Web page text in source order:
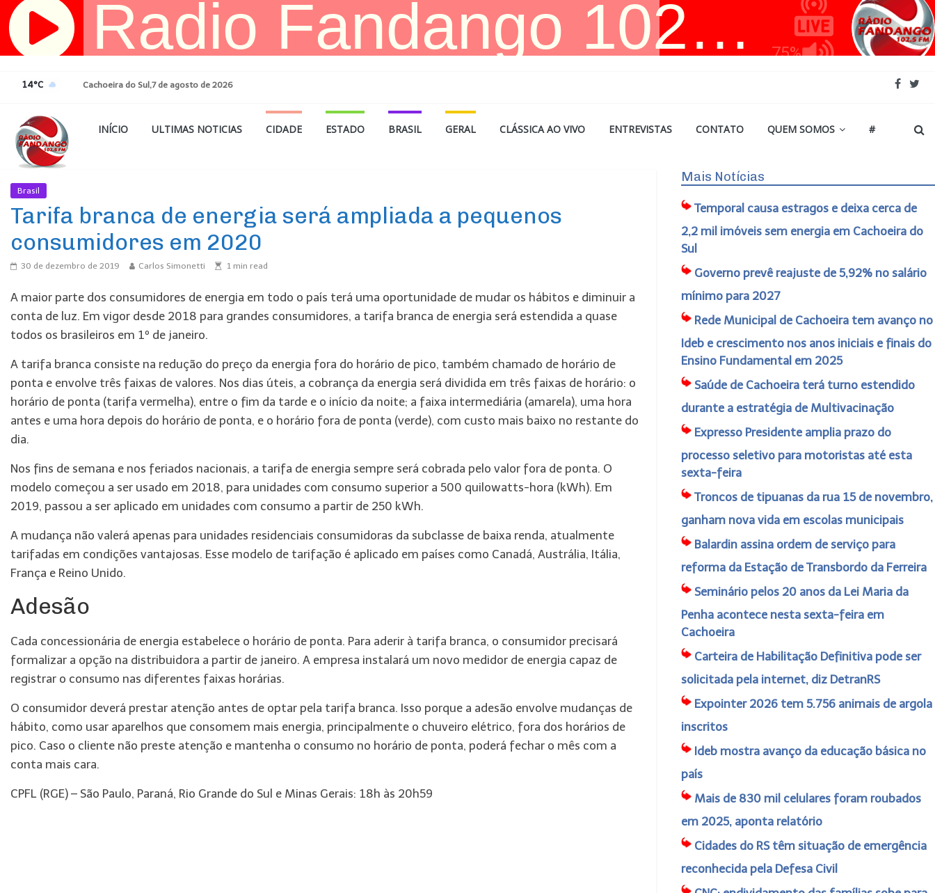
Pular
para
14°C Cachoeira do Sul,7 de agosto de 2026
INÍCIO ULTIMAS NOTICIAS CIDADE ESTADO BRASIL GERAL CLÁSSICA AO VIVO ENTREVISTAS CONTATO QUEM SOMOS #
Brasil
Tarifa branca de energia será ampliada a pequenos
consumidores em 2020
30 de dezembro de 2019 Carlos Simonetti 1 min read
A maior parte dos consumidores de energia em todo o país terá uma oportunidade de mudar os hábitos e diminuir a
conta de luz. Em vigor desde 2018 para grandes consumidores, a tarifa branca de energia será estendida a quase
todos os brasileiros em 1º de janeiro.
A tarifa branca consiste na redução do preço da energia fora do horário de pico, também chamado de horário de
ponta e envolve três faixas de valores. Nos dias úteis, a cobrança da energia será dividida em três faixas de horário: o
horário de ponta (tarifa vermelha), entre o fim da tarde e o início da noite; a faixa intermediária (amarela), uma hora
antes e uma hora depois do horário de ponta, e o horário fora de ponta (verde), com custo mais baixo no restante do
dia.
Nos fins de semana e nos feriados nacionais, a tarifa de energia sempre será cobrada pelo valor fora de ponta. O
modelo começou a ser usado em 2018, para unidades com consumo superior a 500 quilowatts-hora (kWh). Em
2019, passou a ser aplicado em unidades com consumo a partir de 250 kWh.
A mudança não valerá apenas para unidades residenciais consumidoras da subclasse de baixa renda, atualmente
tarifadas em condições vantajosas. Esse modelo de tarifação é aplicado em países como Canadá, Austrália, Itália,
França e Reino Unido.
Adesão
Cada concessionária de energia estabelece o horário de ponta. Para aderir à tarifa branca, o consumidor precisará
formalizar a opção na distribuidora a partir de janeiro. A empresa instalará um novo medidor de energia capaz de
registrar o consumo nas diferentes faixas horárias.
O consumidor deverá prestar atenção antes de optar pela tarifa branca. Isso porque a adesão envolve mudanças de
hábito, como usar aparelhos que consomem mais energia, principalmente o chuveiro elétrico, fora dos horários de
pico. Caso o cliente não preste atenção e mantenha o consumo no horário de ponta, poderá fechar o mês com a
conta mais cara.
CPFL (RGE) – São Paulo, Paraná, Rio Grande do Sul e Minas Gerais: 18h às 20h59
Mais Notícias
Temporal causa estragos e deixa cerca de
2,2 mil imóveis sem energia em Cachoeira do
Sul
Governo prevê reajuste de 5,92% no salário
mínimo para 2027
Rede Municipal de Cachoeira tem avanço no
Ideb e crescimento nos anos iniciais e finais do
Ensino Fundamental em 2025
Saúde de Cachoeira terá turno estendido
durante a estratégia de Multivacinação
Expresso Presidente amplia prazo do
processo seletivo para motoristas até esta
sexta-feira
Troncos de tipuanas da rua 15 de novembro,
ganham nova vida em escolas municipais
Balardin assina ordem de serviço para
reforma da Estação de Transbordo da Ferreira
Seminário pelos 20 anos da Lei Maria da
Penha acontece nesta sexta-feira em
Cachoeira
Carteira de Habilitação Definitiva pode ser
solicitada pela internet, diz DetranRS
Expointer 2026 tem 5.756 animais de argola
inscritos
Ideb mostra avanço da educação básica no
país
Mais de 830 mil celulares foram roubados
em 2025, aponta relatório
Cidades do RS têm situação de emergência
reconhecida pela Defesa Civil